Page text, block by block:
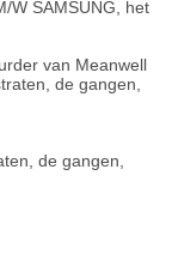
W SAMSUNG, het
van Meanwell
de gangen,
de gangen,